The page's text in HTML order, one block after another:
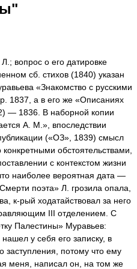
Л.; вопрос о его датировке
сб. стихов (1840) указан
«Знакомство с русскими
1837, а в его же «Описаниях
— 1836. В наборной копии
А. М.», впоследствии
(«ОЗ», 1839) смысл
обстоятельствами,
с контекстом жизни
наиболее вероятная дата —
поэта» Л. грозила опала,
к-рый ходатайствовал за него
III отделением. С
Палестины» Муравьев:
у себя его записку, в
заступления, потому что ему
меня, написал он, на том же